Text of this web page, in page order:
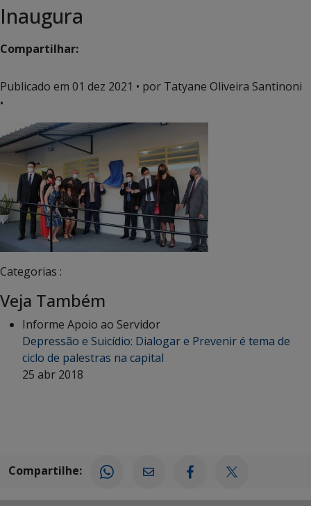
Inaugura
Compartilhar:
Publicado em 01 dez 2021 • por Tatyane Oliveira Santinoni
•
Categorias :
Veja Também
Informe Apoio ao Servidor
Depressão e Suicídio: Dialogar e Prevenir é tema de
ciclo de palestras na capital
25 abr 2018
Compartilhe: